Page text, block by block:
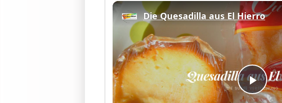
Play
Play
Die Quesadilla aus El Hierro